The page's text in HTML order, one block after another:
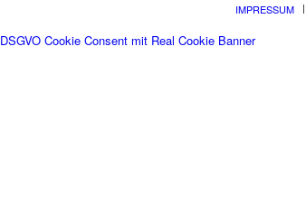
IMPRESSUM
DSGVO Cookie Consent mit Real Cookie Banner